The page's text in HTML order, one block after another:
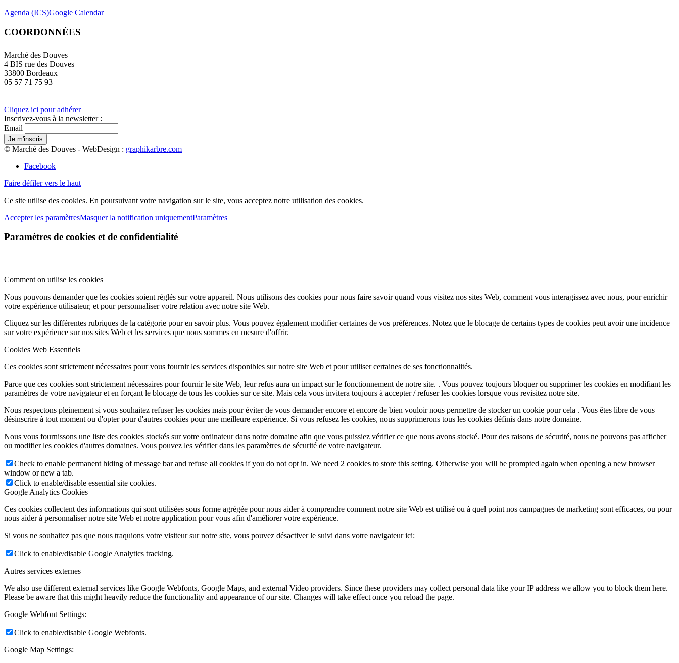
Agenda (ICS)Google Calendar
COORDONNÉES
Marché des Douves
4 BIS rue des Douves
33800 Bordeaux
05 57 71 75 93
Cliquez ici pour adhérer
Inscrivez-vous à la newsletter :
Email
© Marché des Douves - WebDesign : graphikarbre.com
Facebook
Faire défiler vers le haut
Ce site utilise des cookies. En poursuivant votre navigation sur le site, vous acceptez notre utilisation des cookies.
Accepter les paramètresMasquer la notification uniquementParamètres
Paramètres de cookies et de confidentialité
Comment on utilise les cookies
Nous pouvons demander que les cookies soient réglés sur votre appareil. Nous utilisons des cookies pour nous faire savoir quand vous visitez nos sites Web, comment vous interagissez avec nous, pour enrichir
votre expérience utilisateur, et pour personnaliser votre relation avec notre site Web.
Cliquez sur les différentes rubriques de la catégorie pour en savoir plus. Vous pouvez également modifier certaines de vos préférences. Notez que le blocage de certains types de cookies peut avoir une incidence
sur votre expérience sur nos sites Web et les services que nous sommes en mesure d'offrir.
Cookies Web Essentiels
Ces cookies sont strictement nécessaires pour vous fournir les services disponibles sur notre site Web et pour utiliser certaines de ses fonctionnalités.
Parce que ces cookies sont strictement nécessaires pour fournir le site Web, leur refus aura un impact sur le fonctionnement de notre site. . Vous pouvez toujours bloquer ou supprimer les cookies en modifiant les
paramètres de votre navigateur et en forçant le blocage de tous les cookies sur ce site. Mais cela vous invitera toujours à accepter / refuser les cookies lorsque vous revisitez notre site.
Nous respectons pleinement si vous souhaitez refuser les cookies mais pour éviter de vous demander encore et encore de bien vouloir nous permettre de stocker un cookie pour cela . Vous êtes libre de vous
désinscrire à tout moment ou d'opter pour d'autres cookies pour une meilleure expérience. Si vous refusez les cookies, nous supprimerons tous les cookies définis dans notre domaine.
Nous vous fournissons une liste des cookies stockés sur votre ordinateur dans notre domaine afin que vous puissiez vérifier ce que nous avons stocké. Pour des raisons de sécurité, nous ne pouvons pas afficher
ou modifier les cookies d'autres domaines. Vous pouvez les vérifier dans les paramètres de sécurité de votre navigateur.
Check to enable permanent hiding of message bar and refuse all cookies if you do not opt in. We need 2 cookies to store this setting. Otherwise you will be prompted again when opening a new browser
window or new a tab.
Click to enable/disable essential site cookies.
Google Analytics Cookies
Ces cookies collectent des informations qui sont utilisées sous forme agrégée pour nous aider à comprendre comment notre site Web est utilisé ou à quel point nos campagnes de marketing sont efficaces, ou pour
nous aider à personnaliser notre site Web et notre application pour vous afin d'améliorer votre expérience.
Si vous ne souhaitez pas que nous traquions votre visiteur sur notre site, vous pouvez désactiver le suivi dans votre navigateur ici:
Click to enable/disable Google Analytics tracking.
Autres services externes
We also use different external services like Google Webfonts, Google Maps, and external Video providers. Since these providers may collect personal data like your IP address we allow you to block them here.
Please be aware that this might heavily reduce the functionality and appearance of our site. Changes will take effect once you reload the page.
Google Webfont Settings:
Click to enable/disable Google Webfonts.
Google Map Settings: